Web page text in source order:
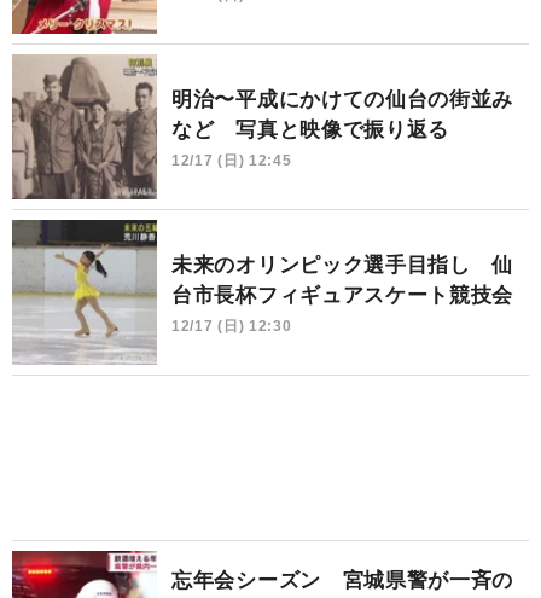
明治〜平成にかけての仙台の街並み
など 写真と映像で振り返る
12/17 (日) 12:45
未来のオリンピック選手目指し 仙
台市長杯フィギュアスケート競技会
12/17 (日) 12:30
忘年会シーズン 宮城県警が一斉の